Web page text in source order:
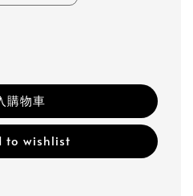
購物車
to wishlist